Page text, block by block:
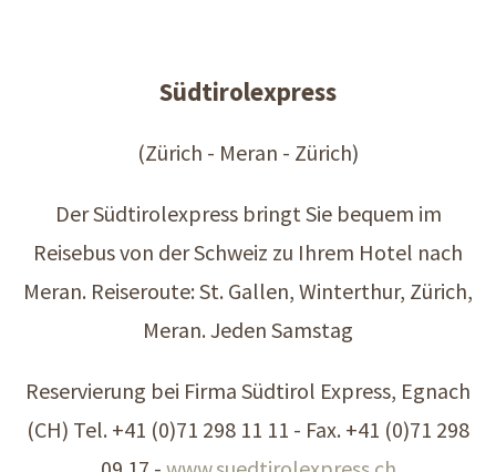
Südtirolexpress
(Zürich - Meran - Zürich)
Der Südtirolexpress bringt Sie bequem im
Reisebus von der Schweiz zu Ihrem Hotel nach
Meran. Reiseroute: St. Gallen, Winterthur, Zürich,
Meran. Jeden Samstag
Reservierung bei Firma Südtirol Express, Egnach
(CH) Tel. +41 (0)71 298 11 11 - Fax. +41 (0)71 298